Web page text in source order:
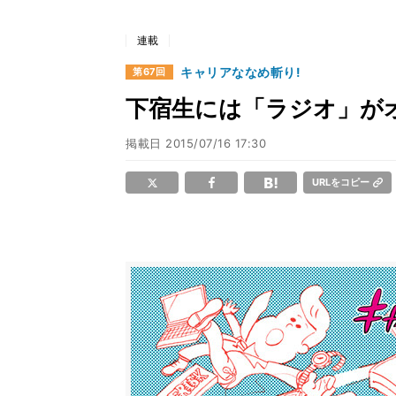
連載
第67回 キャリアななめ斬り!
下宿生には「ラジオ」が
掲載日 2015/07/16 17:30
URLをコピー